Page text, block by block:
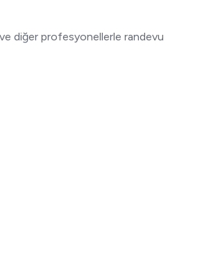
diğer profesyonellerle randevu